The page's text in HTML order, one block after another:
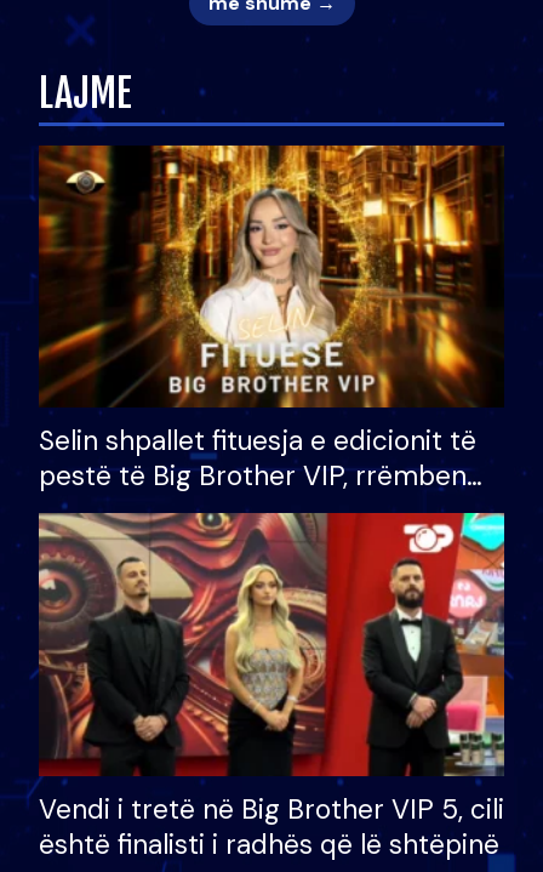
LAJME
Selin shpallet fituesja e edicionit të
pestë të Big Brother VIP, rrëmben
çmimin e madh prej 100 mijë eurosh
Vendi i tretë në Big Brother VIP 5, cili
është finalisti i radhës që lë shtëpinë